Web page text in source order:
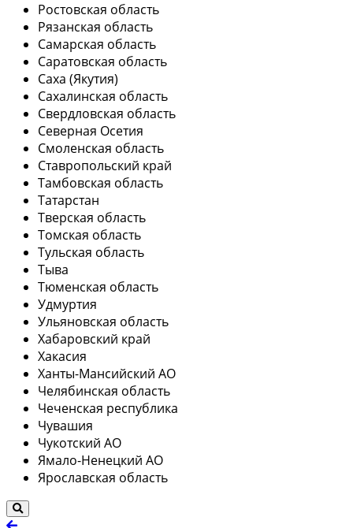
Ростовская область
Рязанская область
Самарская область
Саратовская область
Саха (Якутия)
Сахалинская область
Свердловская область
Северная Осетия
Смоленская область
Ставропольский край
Тамбовская область
Татарстан
Тверская область
Томская область
Тульская область
Тыва
Тюменская область
Удмуртия
Ульяновская область
Хабаровский край
Хакасия
Ханты-Мансийский АО
Челябинская область
Чеченская республика
Чувашия
Чукотский АО
Ямало-Ненецкий АО
Ярославская область